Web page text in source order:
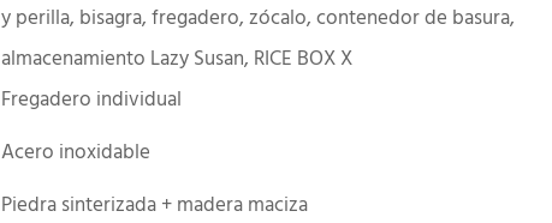
y perilla, bisagra, fregadero, zócalo, contenedor de basura,
almacenamiento Lazy Susan, RICE BOX X
Fregadero individual
Acero inoxidable
Piedra sinterizada + madera maciza